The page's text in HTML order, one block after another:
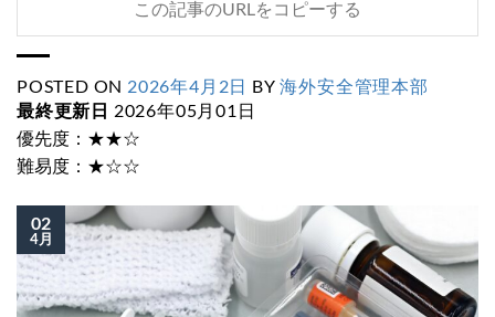
この記事のURLをコピーする
POSTED ON 2026年4月2日 BY海外安全管理本部
最終更新日 2026年05月01日
優先度：★★☆
難易度：★☆☆
02
4月